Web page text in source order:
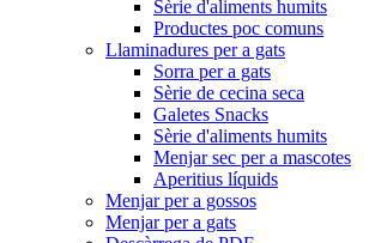
Sèrie d'aliments humits
Productes poc comuns
Llaminadures per a gats
Sorra per a gats
Sèrie de cecina seca
Galetes Snacks
Sèrie d'aliments humits
Menjar sec per a mascotes
Aperitius líquids
Menjar per a gossos
Menjar per a gats